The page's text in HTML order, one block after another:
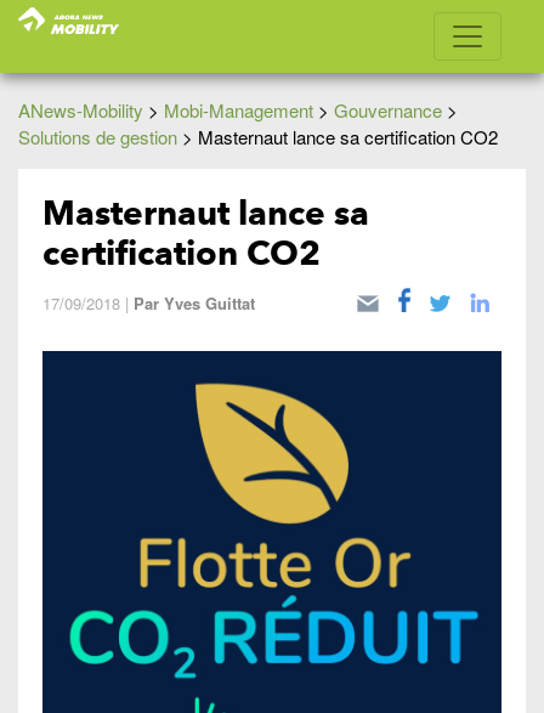
ANews-Mobility > Mobi-Management > Gouvernance >
Solutions de gestion > Masternaut lance sa certification CO2
Masternaut lance sa
certification CO2
17/09/2018 | Par Yves Guittat